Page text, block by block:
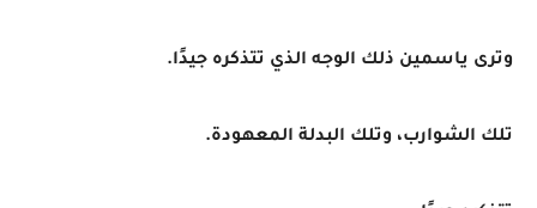
وترى ياسمين ذلك الوجه الذي تتذكره جيدًا.
تلك الشوارب، وتلك البدلة المعهودة.